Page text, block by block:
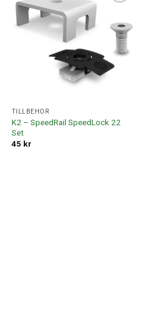
offertlista
TILLBEHÖR
K2 – SpeedRail SpeedLock 22
Set
45 kr